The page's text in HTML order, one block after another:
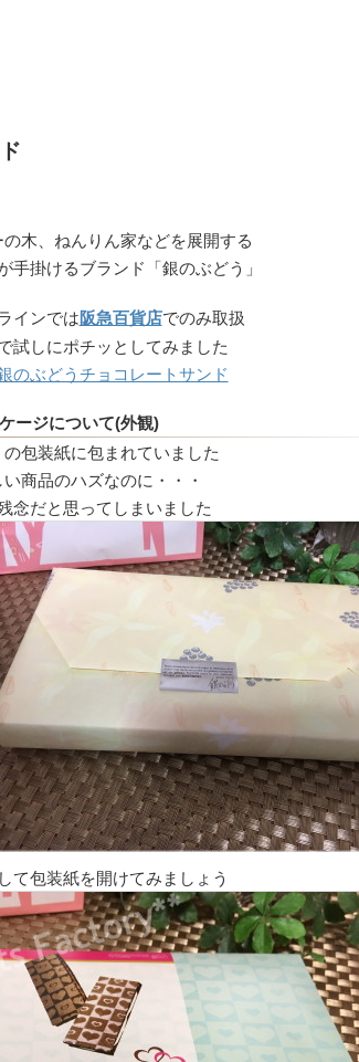
木、ねんりん家などを展開する
手掛けるブランド「銀のぶどう」
インでは阪急百貨店でのみ取扱
試しにポチッとしてみました
のぶどうチョコレートサンド
ージについて(外観)
包装紙に包まれていました
商品のハズなのに・・・
念だと思ってしまいました
て包装紙を開けてみましょう